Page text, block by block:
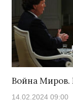
Война Миров.
14.02.2024 09:00